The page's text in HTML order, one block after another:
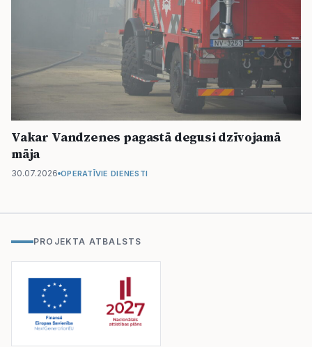
Vakar Vandzenes pagastā degusi dzīvojamā
māja
30.07.2026 OPERATĪVIE DIENESTI
PROJEKTA ATBALSTS